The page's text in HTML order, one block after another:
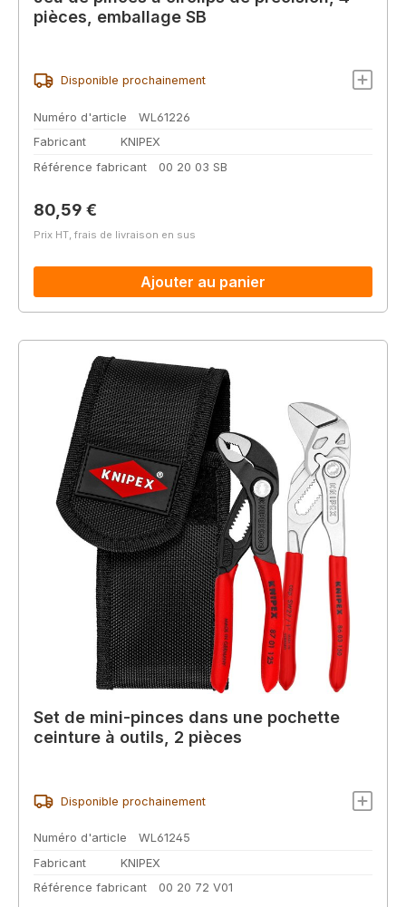
pièces, emballage SB
Disponible prochainement
Numéro d'article
WL61226
Fabricant
KNIPEX
Référence fabricant
00 20 03 SB
Prix régulier :
80,59 €
Prix HT, frais de livraison en sus
Ajouter au panier
Set de mini-pinces dans une pochette
ceinture à outils, 2 pièces
Disponible prochainement
Numéro d'article
WL61245
Fabricant
KNIPEX
Référence fabricant
00 20 72 V01